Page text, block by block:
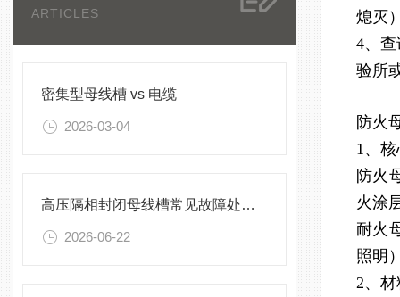
ARTICLES
密集型母线槽 vs 电缆
2026-03-04
高压隔相封闭母线槽常见故障处理方案
2026-06-22
熄灭
4、
验所
防火
1、
防火
火涂
耐火
照明
2、